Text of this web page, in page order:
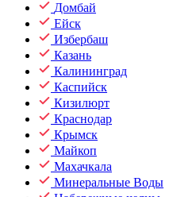
Домбай
Ейск
Избербаш
Казань
Калининград
Каспийск
Кизилюрт
Краснодар
Крымск
Майкоп
Махачкала
Минеральные Воды